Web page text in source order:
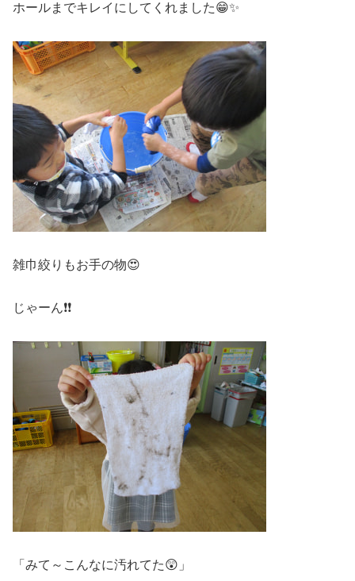
ホールまでキレイにしてくれました😁✨
雑巾絞りもお手の物😍
じゃーん❗❗
「みて～こんなに汚れてた😲」